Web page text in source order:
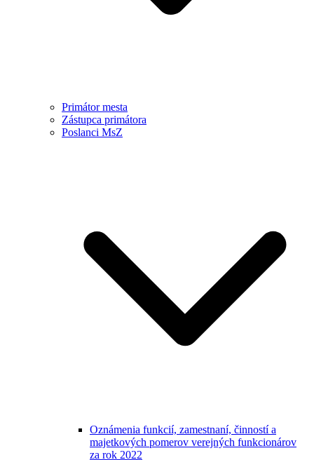
Primátor mesta
Zástupca primátora
Poslanci MsZ
Oznámenia funkcií, zamestnaní, činností a
majetkových pomerov verejných funkcionárov
za rok 2022